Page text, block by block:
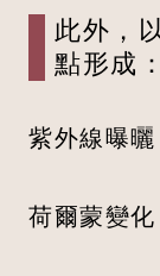
此外，
點形成：
紫外線曝曬
荷爾蒙變化